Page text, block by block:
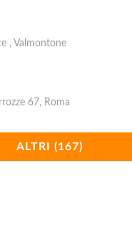
, Valmontone
67, Roma
Cupa , Castel Romano
ALTRI (167)